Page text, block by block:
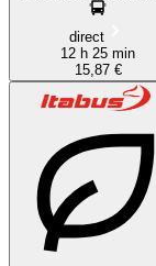
direct
12 h 25 min
15,87 €